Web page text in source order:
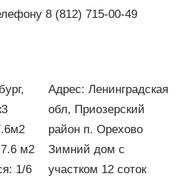
8 (812) 715-00-49
м2
1/6
Адрес: Ленинградская
обл, Приозерский
район п. Орехово
Зимний дом с
участком 12 соток